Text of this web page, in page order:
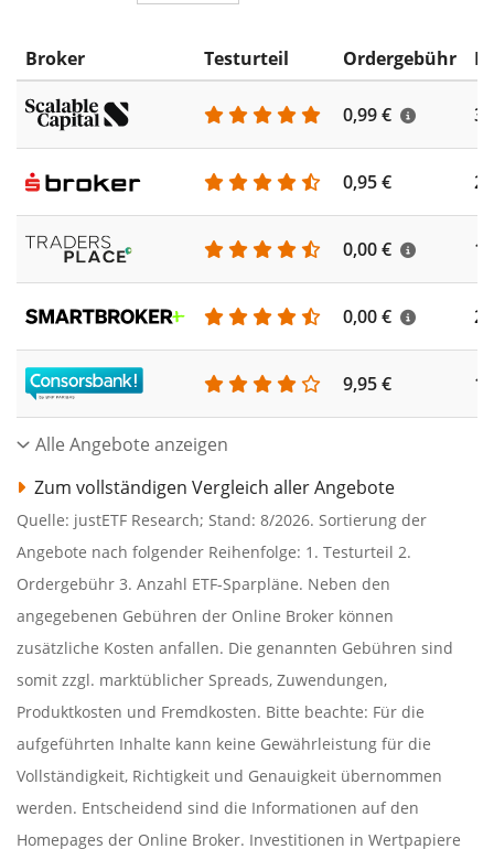
Broker Testurteil Ordergebühr
0,99 €
0,95 €
0,00 €
0,00 €
9,95 €
Alle Angebote anzeigen
Zum vollständigen Vergleich aller Angebote
Quelle: justETF Research; Stand: 8/2026. Sortierung der
Angebote nach folgender Reihenfolge: 1. Testurteil 2.
Ordergebühr 3. Anzahl ETF-Sparpläne. Neben den
angegebenen Gebühren der Online Broker können
zusätzliche Kosten anfallen. Die genannten Gebühren sind
somit zzgl. marktüblicher Spreads, Zuwendungen,
Produktkosten und Fremdkosten. Bitte beachte: Für die
aufgeführten Inhalte kann keine Gewährleistung für die
Vollständigkeit, Richtigkeit und Genauigkeit übernommen
werden. Entscheidend sind die Informationen auf den
Homepages der Online Broker. Investitionen in Wertpapiere